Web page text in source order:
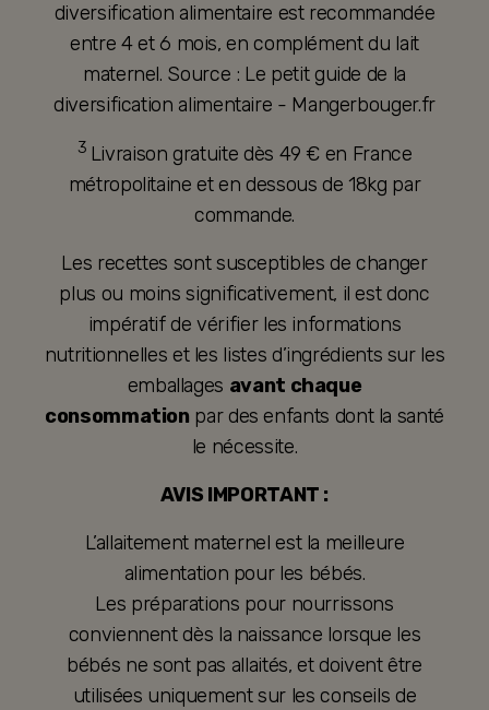
diversification alimentaire est recommandée
entre 4 et 6 mois, en complément du lait
maternel. Source : Le petit guide de la
diversification alimentaire - Mangerbouger.fr
3 Livraison gratuite dès 49 € en France
métropolitaine et en dessous de 18kg par
commande.
Les recettes sont susceptibles de changer
plus ou moins significativement, il est donc
impératif de vérifier les informations
nutritionnelles et les listes d’ingrédients sur les
emballages avant chaque
consommation par des enfants dont la santé
le nécessite.
AVIS IMPORTANT :
L’allaitement maternel est la meilleure
alimentation pour les bébés.
Les préparations pour nourrissons
conviennent dès la naissance lorsque les
bébés ne sont pas allaités, et doivent être
utilisées uniquement sur les conseils de